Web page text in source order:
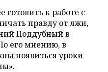
готовить к работе с
правду от лжи,
Поддубный в
его мнению, в
появиться уроки